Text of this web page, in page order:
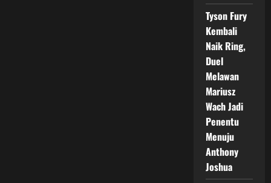
Tyson Fury
Kembali
Naik Ring,
Duel
Melawan
Mariusz
Wach Jadi
Penentu
Menuju
Anthony
Joshua